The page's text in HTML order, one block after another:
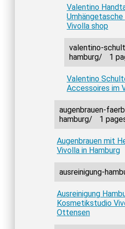
Valentino
Vivolla shop
valentino-
hamburg/
1
Valentino
Accessoires im
augenbrauen-
hamburg/
1
Augenbrauen mit
Vivolla in Hamburg
ausreinigung-
Ausreinigung
Kosmetikstudio
Ottensen